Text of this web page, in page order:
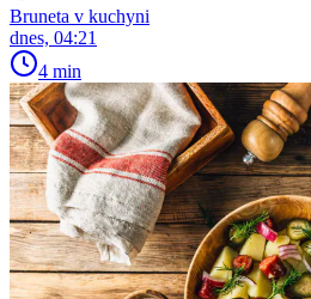
Bruneta v kuchyni
dnes, 04:21
4 min